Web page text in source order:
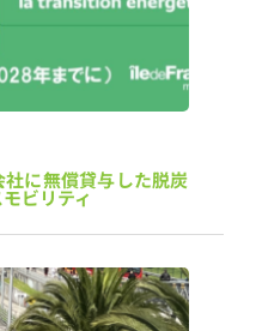
に無償貸与した脱炭
ビリティ